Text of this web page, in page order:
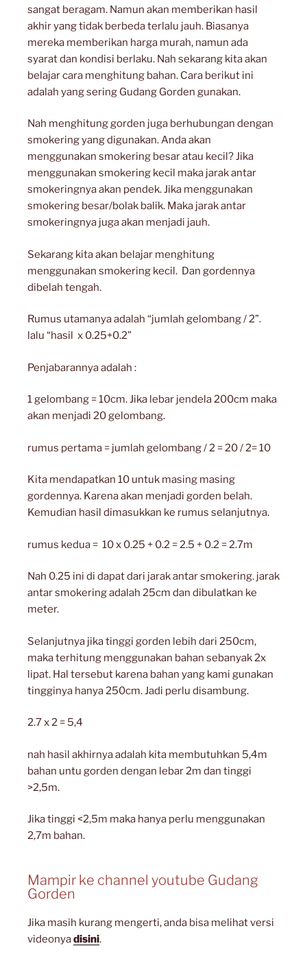
sangat beragam. Namun akan memberikan hasil
akhir yang tidak berbeda terlalu jauh. Biasanya
mereka memberikan harga murah, namun ada
syarat dan kondisi berlaku. Nah sekarang kita akan
belajar cara menghitung bahan. Cara berikut ini
adalah yang sering Gudang Gorden gunakan.
Nah menghitung gorden juga berhubungan dengan
smokering yang digunakan. Anda akan
menggunakan smokering besar atau kecil? Jika
menggunakan smokering kecil maka jarak antar
smokeringnya akan pendek. Jika menggunakan
smokering besar/bolak balik. Maka jarak antar
smokeringnya juga akan menjadi jauh.
Sekarang kita akan belajar menghitung
menggunakan smokering kecil. Dan gordennya
dibelah tengah.
Rumus utamanya adalah “jumlah gelombang / 2”.
lalu “hasil x 0.25+0.2”
Penjabarannya adalah :
1 gelombang = 10cm. Jika lebar jendela 200cm maka
akan menjadi 20 gelombang.
rumus pertama = jumlah gelombang / 2 = 20 / 2= 10
Kita mendapatkan 10 untuk masing masing
gordennya. Karena akan menjadi gorden belah.
Kemudian hasil dimasukkan ke rumus selanjutnya.
rumus kedua = 10 x 0.25 + 0.2 = 2.5 + 0.2 = 2.7m
Nah 0.25 ini di dapat dari jarak antar smokering. jarak
antar smokering adalah 25cm dan dibulatkan ke
meter.
Selanjutnya jika tinggi gorden lebih dari 250cm,
maka terhitung menggunakan bahan sebanyak 2x
lipat. Hal tersebut karena bahan yang kami gunakan
tingginya hanya 250cm. Jadi perlu disambung.
2.7 x 2 = 5,4
nah hasil akhirnya adalah kita membutuhkan 5,4m
bahan untu gorden dengan lebar 2m dan tinggi
>2,5m.
Jika tinggi <2,5m maka hanya perlu menggunakan
2,7m bahan.
Mampir ke channel youtube Gudang
Gorden
Jika masih kurang mengerti, anda bisa melihat versi
videonyadisini.